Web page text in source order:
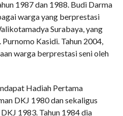
1987 dan 1988. Budi Darma
warga yang berprestasi
Surabaya, yang
Kasidi. Tahun 2004,
warga berprestasi seni oleh
Hadiah Pertama
DKJ 1980 dan sekaligus
1983. Tahun 1984 dia